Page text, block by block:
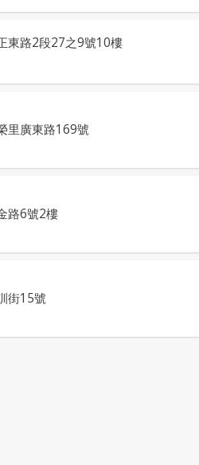
東路2段27之9號10樓
里廣東路169號
路6號2樓
街15號